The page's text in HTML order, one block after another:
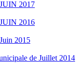
2017
2016
2015
de Juillet 2014